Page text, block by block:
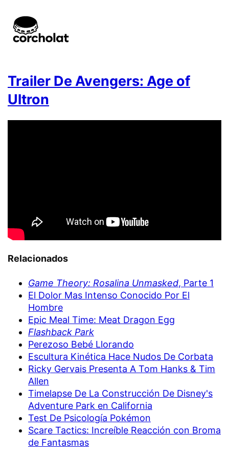
Trailer De Avengers: Age of
Ultron
Relacionados
Game Theory: Rosalina Unmasked, Parte 1
El Dolor Mas Intenso Conocido Por El
Hombre
Epic Meal Time: Meat Dragon Egg
Flashback Park
Perezoso Bebé Llorando
Escultura Kinética Hace Nudos De Corbata
Ricky Gervais Presenta A Tom Hanks & Tim
Allen
Timelapse De La Construcción De Disney's
Adventure Park en California
Test De Psicología Pokémon
Scare Tactics: Increíble Reacción con Broma
de Fantasmas